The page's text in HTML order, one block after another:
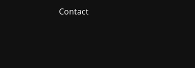
Contact